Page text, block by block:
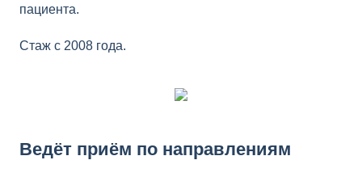
пациента.
Стаж с 2008 года.
Ведёт приём по направлениям